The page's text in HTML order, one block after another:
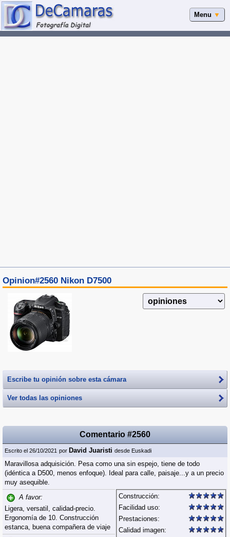
Menu ▼
Opinion#2560 Nikon D7500
Escribe tu opinión sobre esta cámara
Ver todas las opiniones
Comentario #2560
Escrito el 26/10/2021 por David Juaristi desde Euskadi
Maravillosa adquisición. Pesa como una sin espejo, tiene de todo
(idéntica a D500, menos enfoque). Ideal para calle, paisaje...y a un precio
muy asequible.
A favor:
Ligera, versatil, calidad-precio.
Ergonomía de 10. Construcción
estanca, buena compañera de viaje
Construcción:
Facilidad uso:
Prestaciones:
Calidad imagen: